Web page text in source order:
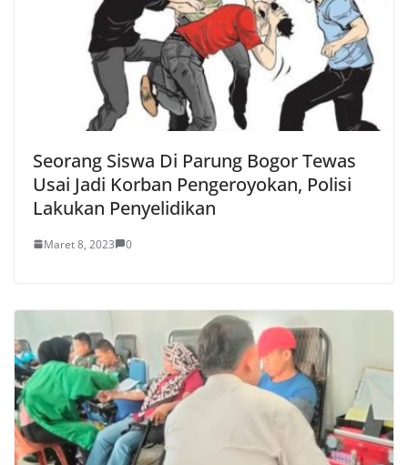
Seorang Siswa Di Parung Bogor Tewas
Usai Jadi Korban Pengeroyokan, Polisi
Lakukan Penyelidikan
Maret 8, 2023 0